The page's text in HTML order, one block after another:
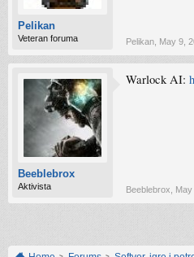
Pelikan
Veteran foruma Pelikan May 9,
Beeblebrox
Aktivista
Warlock AI:
Beeblebrox